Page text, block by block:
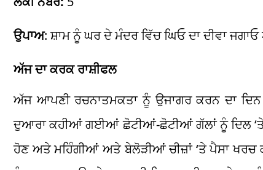
ਉਪਾਅ: ਸ਼ਾਮ ਨੂੰ ਘਰ ਦੇ ਮੰਦਰ ਵਿੱਚ ਘਿਓ ਦਾ ਦੀਵਾ
ਅੱਜ ਦਾ ਕਰਕ ਰਾਸ਼ੀਫਲ
ਅੱਜ ਆਪਣੀ ਰਚਨਾਤਮਕਤਾ ਨੂੰ ਉਜਾਗਰ ਕਰਨ ਦਾ
ਦੁਆਰਾ ਕਹੀਆਂ ਗਈਆਂ ਛੋਟੀਆਂ-ਛੋਟੀਆਂ ਗੱਲਾਂ ਨੂੰ ਦਿਲ ‘ਤੇ
ਹੋਣ ਅਤੇ ਮਹਿੰਗੀਆਂ ਅਤੇ ਬੇਲੋੜੀਆਂ ਚੀਜ਼ਾਂ ‘ਤੇ ਪੈਸਾ ਖਰਚ